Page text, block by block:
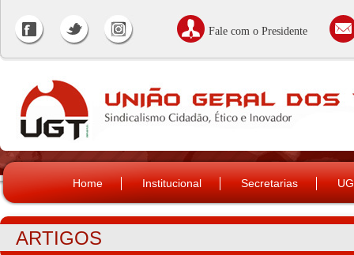
Fale com o Presidente
Home Institucional Secretarias
ARTIGOS